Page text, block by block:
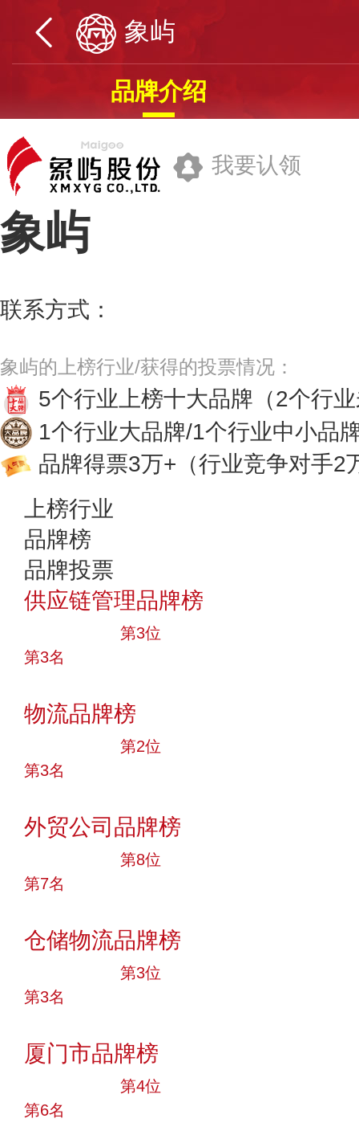
象屿
品牌介绍
我要认领
象屿
联系方式：
象屿的上榜行业/获得的投票情况：
5个行业上榜十大品牌 （2个行
1个行业大品牌/1个行业中小品
品牌得票3万+ （行业竞争对手2
上榜行业
品牌榜
品牌投票
供应链管理品牌榜
第3位
第3名
物流品牌榜
第2位
第3名
外贸公司品牌榜
第8位
第7名
仓储物流品牌榜
第3位
第3名
厦门市品牌榜
第4位
第6名